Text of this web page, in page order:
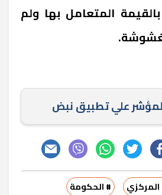
المتعامل بها ولم
علي تطبيق نبض
المركزي
# الحكومة